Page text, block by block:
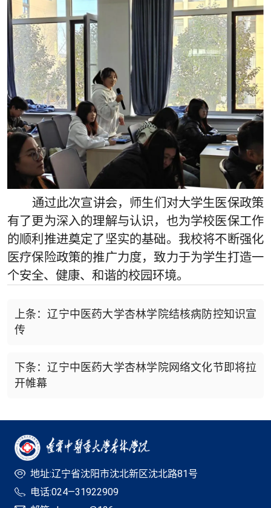
通过此次宣讲会，师生们对大学生医保政策
有了更为深入的理解与认识，也为学校医保工作
的顺利推进奠定了坚实的基础。我校将不断强化
医疗保险政策的推广力度，致力于为学生打造一
个安全、健康、和谐的校园环境。
上条：辽宁中医药大学杏林学院结核病防控知识宣
传
下条：辽宁中医药大学杏林学院网络文化节即将拉
开帷幕
地址:辽宁省沈阳市沈北新区沈北路81号
电话:024—31922909